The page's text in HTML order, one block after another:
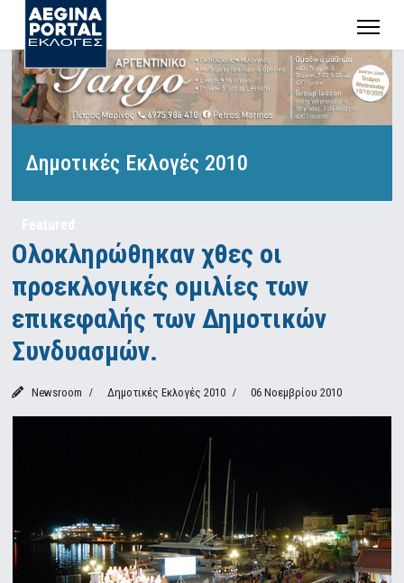
Δημοτικές Εκλογές 2010
Ολοκληρώθηκαν χθες οι
προεκλογικές ομιλίες των
επικεφαλής των Δημοτικών
Συνδυασμών.
Newsroom Δημοτικές Εκλογές 2010 06 Νοεμβρίου 2010